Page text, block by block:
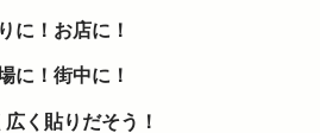
に！お店に！
に！街中に！
広く貼りだそう！